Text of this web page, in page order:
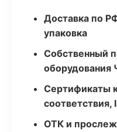
Доставка по
упаковка
Собственный
оборудования
Сертификаты
соответствия,
ОТК и